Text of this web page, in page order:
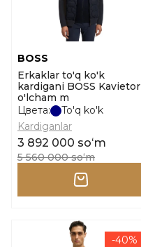
BOSS
Erkaklar to'q ko'k
kardigani BOSS Kavietor
o'lcham m
Цвета:
To'q ko'k
Kardiganlar
3 892 000 soʻm
5 560 000 soʻm
-40%